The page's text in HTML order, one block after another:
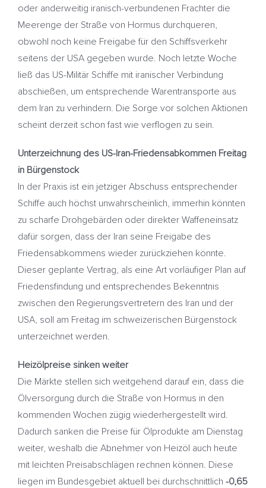
oder anderweitig iranisch-verbundenen Frachter die
Meerenge der Straße von Hormus durchqueren,
obwohl noch keine Freigabe für den Schiffsverkehr
seitens der USA gegeben wurde. Noch letzte Woche
ließ das US-Militär Schiffe mit iranischer Verbindung
abschießen, um entsprechende Warentransporte aus
dem Iran zu verhindern. Die Sorge vor solchen Aktionen
scheint derzeit schon fast wie verflogen zu sein.
Unterzeichnung des US-Iran-Friedensabkommen Freitag
in Bürgenstock
In der Praxis ist ein jetziger Abschuss entsprechender
Schiffe auch höchst unwahrscheinlich, immerhin könnten
zu scharfe Drohgebärden oder direkter Waffeneinsatz
dafür sorgen, dass der Iran seine Freigabe des
Friedensabkommens wieder zurückziehen könnte.
Dieser geplante Vertrag, als eine Art vorläufiger Plan auf
Friedensfindung und entsprechendes Bekenntnis
zwischen den Regierungsvertretern des Iran und der
USA, soll am Freitag im schweizerischen Bürgenstock
unterzeichnet werden.
Heizölpreise sinken weiter
Die Märkte stellen sich weitgehend darauf ein, dass die
Ölversorgung durch die Straße von Hormus in den
kommenden Wochen zügig wiederhergestellt wird.
Dadurch sanken die Preise für Ölprodukte am Dienstag
weiter, weshalb die Abnehmer von Heizöl auch heute
mit leichten Preisabschlägen rechnen können. Diese
liegen im Bundesgebiet aktuell bei durchschnittlich -0,65